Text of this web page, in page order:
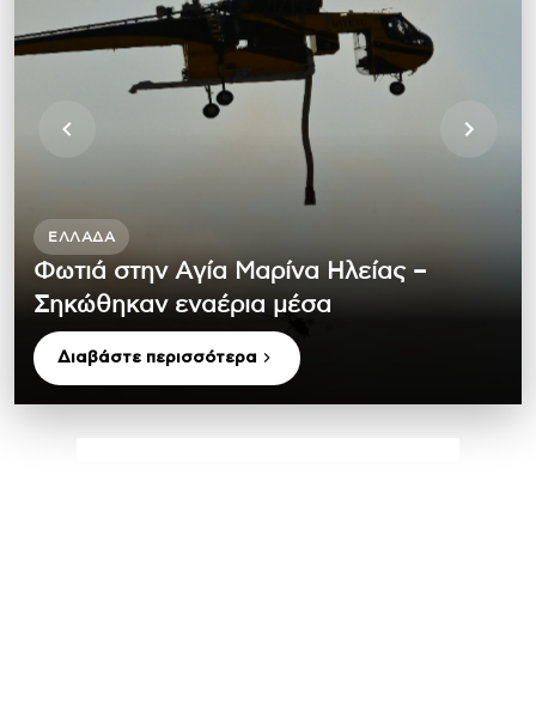
ΕΛΛΆΔΑ
Φωτιά στην Aγία Μαρίνα Ηλείας –
Σηκώθηκαν εναέρια μέσα
Διαβάστε περισσότερα